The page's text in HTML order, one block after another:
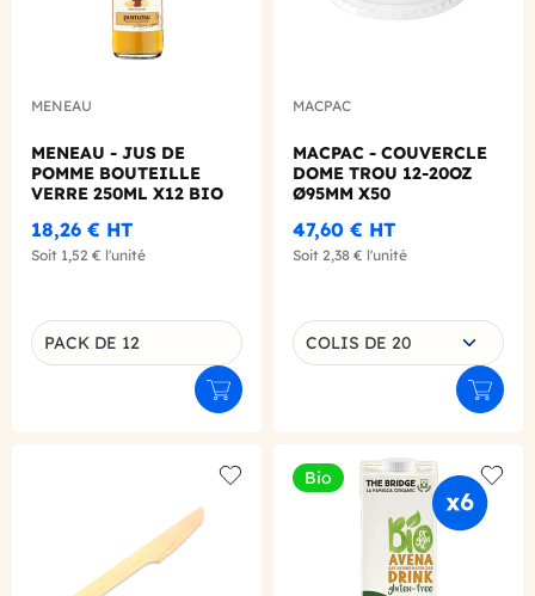
MENEAU
MENEAU - JUS DE
POMME BOUTEILLE
VERRE 250ML X12 BIO
18,26 € HT
Soit 1,52 € l'unité
Déclinaison du produit
PACK DE 12
Ajouter au panier
MACPAC
MACPAC - COUVERCLE
DOME TROU 12-20OZ
Ø95MM X50
47,60 € HT
Soit 2,38 € l'unité
Choisissez une déclinaison
COLIS DE 20
Add to wishlist
Bio
Add